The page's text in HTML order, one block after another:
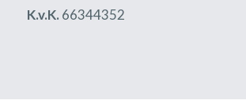
K.v.K. 66344352